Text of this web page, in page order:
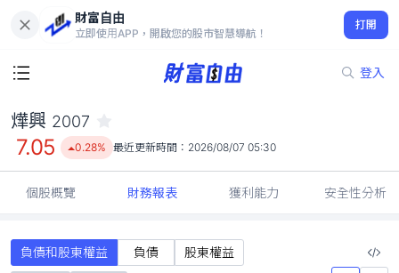
財富自由
立即使用APP，開啟您的股市智慧導航！
打開
登入
7.05
0.28%
燁興 2007
7.05 0.28% 最近更新時間： 2026/08/07 05:30
個股概覽 財務報表 獲利能力 安全性分析
負債和股東權益 負債 股東權益